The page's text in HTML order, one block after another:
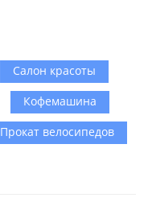
Салон красоты
Кофемашина
Прокат велосипедов